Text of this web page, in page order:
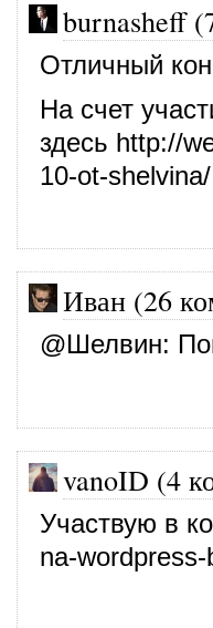
burnasheff
Отличный
На счет
здесь http://
10-ot-shelvina/
Иван (26
@Шелвин:
vanoID (4
Участвую в
na-